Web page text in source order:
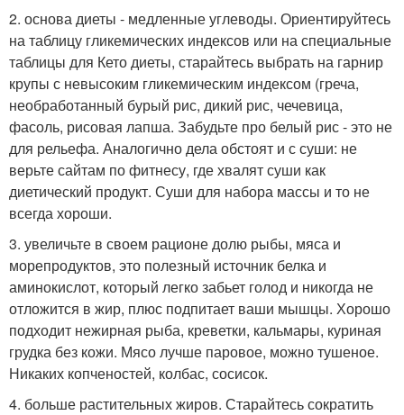
2. основа диеты - медленные углеводы. Ориентируйтесь
на таблицу гликемических индексов или на специальные
таблицы для Кето диеты, старайтесь выбрать на гарнир
крупы с невысоким гликемическим индексом (греча,
необработанный бурый рис, дикий рис, чечевица,
фасоль, рисовая лапша. Забудьте про белый рис - это не
для рельефа. Аналогично дела обстоят и с суши: не
верьте сайтам по фитнесу, где хвалят суши как
диетический продукт. Суши для набора массы и то не
всегда хороши.
3. увеличьте в своем рационе долю рыбы, мяса и
морепродуктов, это полезный источник белка и
аминокислот, который легко забьет голод и никогда не
отложится в жир, плюс подпитает ваши мышцы. Хорошо
подходит нежирная рыба, креветки, кальмары, куриная
грудка без кожи. Мясо лучше паровое, можно тушеное.
Никаких копченостей, колбас, сосисок.
4. больше растительных жиров. Старайтесь сократить